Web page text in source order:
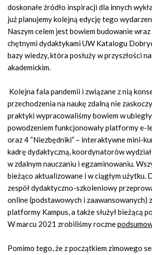
doskonałe źródło inspiracji dla innych
już planujemy kolejną edycję tego
Naszym celem jest bowiem budowanie
chętnymi dydaktykami UW Katalogu
bazy wiedzy, która posłuży w przyszłości
akademickim.
Kolejna fala pandemii i związane z nią
przechodzenia na naukę zdalną nie
praktyki wypracowaliśmy bowiem w
powodzeniem funkcjonowały platformy e-
oraz 4 “Niezbędniki” – interaktywne mini-
kadrę dydaktyczną, koordynatorów
w zdalnym nauczaniu i egzaminowaniu.
bieżąco aktualizowane i w ciągłym użytku.
zespół dydaktyczno-szkoleniowy
online (podstawowych i zaawansowanych)
platformy Kampus, a także służył bieżącą
W marcu 2021 zrobiliśmy roczne
Pomimo tego, że z początkiem zimowego